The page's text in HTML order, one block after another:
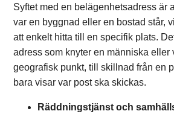
Syftet med en belägenhetsadress är
var en byggnad eller en bostad står,
att enkelt hitta till en specifik plats.
adress som knyter en människa eller
geografisk punkt, till skillnad från en
bara visar var post ska skickas.
Räddningstjänst och